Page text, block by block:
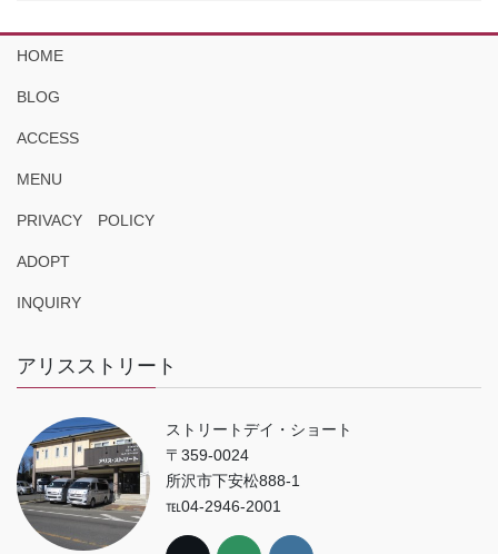
HOME
BLOG
ACCESS
MENU
PRIVACY POLICY
ADOPT
INQUIRY
アリスストリート
ストリートデイ・ショート
〒359-0024
所沢市下安松888-1
℡04-2946-2001